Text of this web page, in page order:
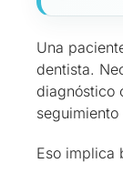
Una
dentista.
diagnóstico
Eso implica